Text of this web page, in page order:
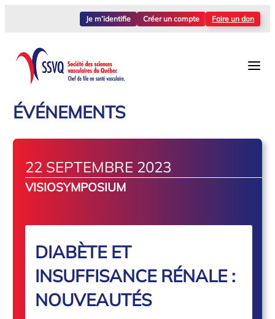
Je m’identifie Créer un compte Faire un don
ÉVÉNEMENTS
22 SEPTEMBRE 2023
VISIOSYMPOSIUM
DIABÈTE ET
INSUFFISANCE RÉNALE :
NOUVEAUTÉS